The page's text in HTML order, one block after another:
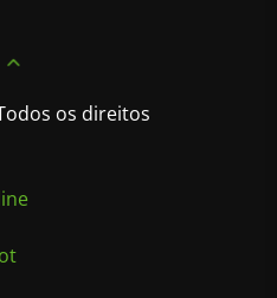
os direitos